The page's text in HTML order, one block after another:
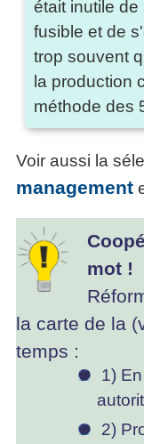
était inutile
fusible et de
trop souvent
la production
méthode des
Voir aussi la
management
mot !
la carte de la
temps :
1)
2)